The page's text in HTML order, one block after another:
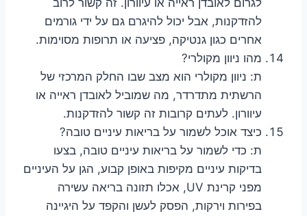
להזדקנות, אבל יכול להיגרם גם על ידי גורמים
אחרים כגון גנטיקה, פציעה או תרופות מסוימות.
מהו ניוון מקולרי?
ת: ניוון מקולרי הוא מצב שבו החלק המרכזי של
הרשתית מתדרדר, מה שמוביל לאובדן ראייה או
עיוורון. לעתים קרובות זה קשור להזדקנות.
כיצד אוכל לשמור על בריאות עיניים טובה?
ת: כדי לשמור על בריאות עיניים טובה, בצעו
בדיקות עיניים מקיפות באופן קבוע, הגן על העיניים
מפני קרינת UV, אכלו תזונה בריאה עשירה
בפירות וירקות, הפסק לעשן והקפד על היגיינה